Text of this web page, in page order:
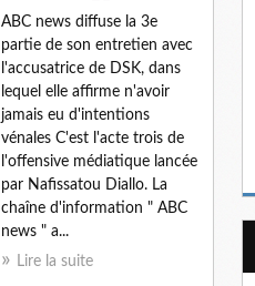
ABC news diffuse la 3e
partie de son entretien avec
l'accusatrice de DSK, dans
lequel elle affirme n'avoir
jamais eu d'intentions
vénales C'est l'acte trois de
l'offensive médiatique lancée
par Nafissatou Diallo. La
chaîne d'information " ABC
news " a...
Lire la suite